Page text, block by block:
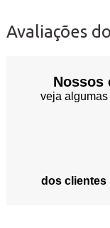
Avaliações
Nossos
veja
dos clientes